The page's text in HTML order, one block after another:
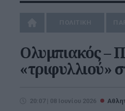
Ολυμπιακός –
«τριφυλλιού»
20:07 | 08 Ιουνίου 2026